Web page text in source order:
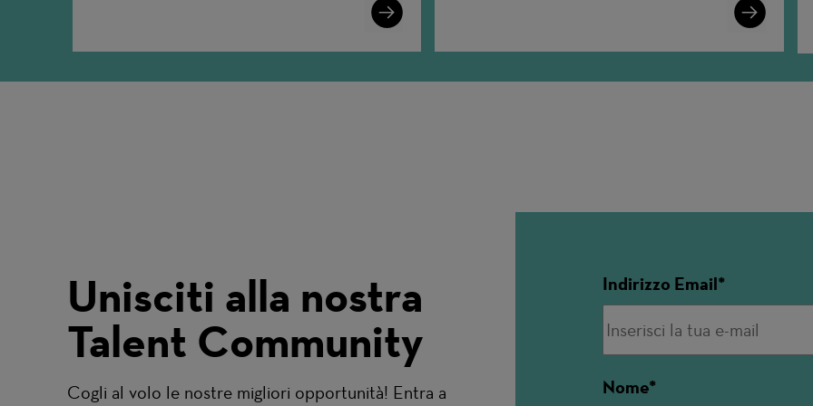
Learn
More
Learn
More
Unisciti alla nostra
Talent Community
Cogli al volo le nostre migliori opportunità! Entra a
Indirizzo Email
Nome